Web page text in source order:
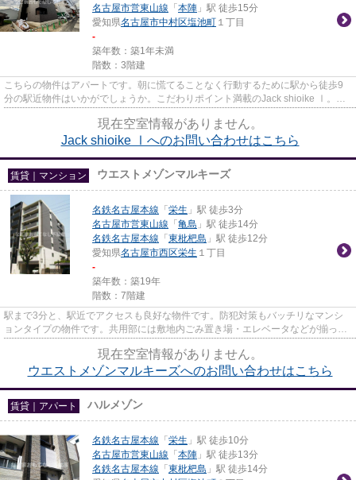
名古屋市営東山線 「 本陣 」駅 徒歩15分
愛知県名古屋市中村区塩池町 １丁目
-
築年数：築1年未満
階数：3階建
こちらの物件はアパートです。朝に慌てることなく行動するために駅から徒歩9
分の駅近物件はいかがでしょうか。こだわりポイント満載のJack shioike Ⅰ。な
現在空室情報がありません。
Jack shioike Ⅰへのお問い合わせはこちら
賃貸｜マンション ウエストメゾンマルキーズ
名鉄名古屋本線 「 栄生 」駅 徒歩3分
名古屋市営東山線 「 亀島 」駅 徒歩14分
名鉄名古屋本線 「 東枇杷島 」駅 徒歩12分
愛知県名古屋市西区栄生 １丁目
-
築年数：築19年
階数：7階建
駅まで3分と、駅近でアクセスも良好な物件です。防犯対策もバッチリなマンシ
ョンタイプの物件です。共用部には敷地内ごみ置き場・エレベータなどが揃って
現在空室情報がありません。
ウエストメゾンマルキーズへのお問い合わせはこちら
賃貸｜アパート ハルメゾン
名鉄名古屋本線 「 栄生 」駅 徒歩10分
名古屋市営東山線 「 本陣 」駅 徒歩13分
名鉄名古屋本線 「 東枇杷島 」駅 徒歩14分